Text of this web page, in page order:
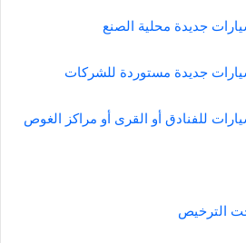
جديدة محلية الصنع
جديدة مستوردة للشركات
للفنادق أو القرى أو مراكز الغوص
الترخيص